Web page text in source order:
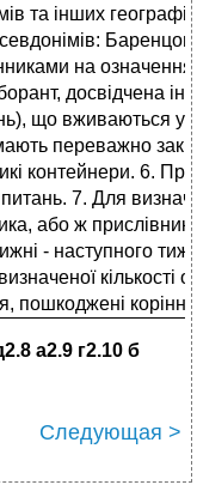
та інших
на
досвідчена
що вживаються у
переважно
контейнери. 6.
7. Для
або ж
- наступного
а2.9 г2.10 б
Следующая >